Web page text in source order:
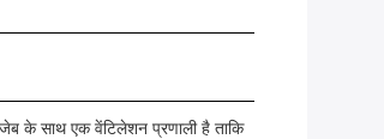
के साथ एक वेंटिलेशन प्रणाली है ताकि